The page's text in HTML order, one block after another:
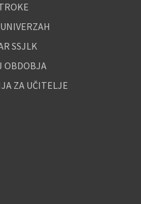
SSJLK
OBDOBJA
ZA UČITELJE